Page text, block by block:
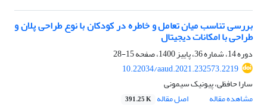
بررسی تناسب میان تعامل و خاطره در کودکان با نوع طراحی پلان و
طراحی با امکانات دیجیتال
دوره 14، شماره 36، پاییز 1400، صفحه
15-28
10.22034/aaud.2021.232573.2219
سارا حافظی، پیونیک سیمونی
مشاهده مقاله
اصل مقاله 391.25 K